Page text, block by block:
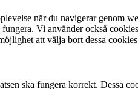
när du navigerar genom
Vi använder också
att välja bort dessa
ska fungera korrekt. Dessa